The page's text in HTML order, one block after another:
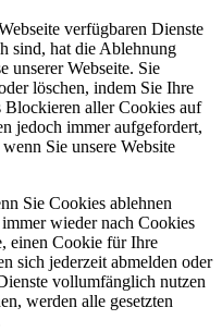
verfügbaren Dienste
sind, hat die Ablehnung
unserer Webseite. Sie
löschen, indem Sie Ihre
Blockieren aller Cookies auf
jedoch immer aufgefordert,
Sie unsere Website
Sie Cookies ablehnen
wieder nach Cookies
einen Cookie für Ihre
sich jederzeit abmelden oder
vollumfänglich nutzen
werden alle gesetzten